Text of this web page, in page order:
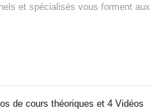
et spécialisés vous forment aux
de cours théoriques et 4 Vidéos